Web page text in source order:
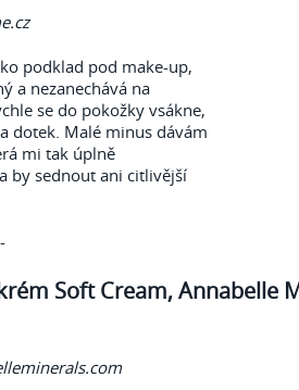
podklad pod make-up,
a nezanechává na
se do pokožky vsákne,
dotek. Malé minus dávám
mi tak úplně
by sednout ani citlivější
Soft Cream, Annabelle